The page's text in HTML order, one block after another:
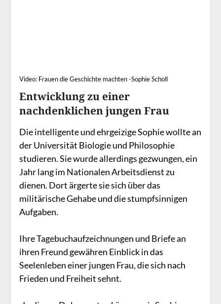
Video: Frauen die Geschichte machten -Sophie Scholl
Entwicklung zu einer
nachdenklichen jungen Frau
Die intelligente und ehrgeizige Sophie wollte an
der Universität Biologie und Philosophie
studieren. Sie wurde allerdings gezwungen, ein
Jahr lang im Nationalen Arbeitsdienst zu
dienen. Dort ärgerte sie sich über das
militärische Gehabe und die stumpfsinnigen
Aufgaben.
Ihre Tagebuchaufzeichnungen und Briefe an
ihren Freund gewähren Einblick in das
Seelenleben einer jungen Frau, die sich nach
Frieden und Freiheit sehnt.